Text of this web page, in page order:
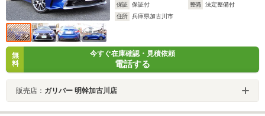
保証
保証付 整備
法定整備付
住所
兵庫県加古川市
無
料
今すぐ在庫確認・見積依頼
電話する
販売店： ガリバー 明幹加古川店